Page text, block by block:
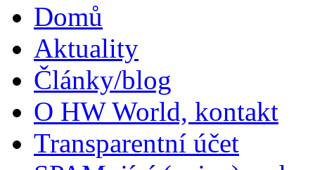
Domů
Aktuality
Články/blog
O HW World, kontakt
Transparentní účet